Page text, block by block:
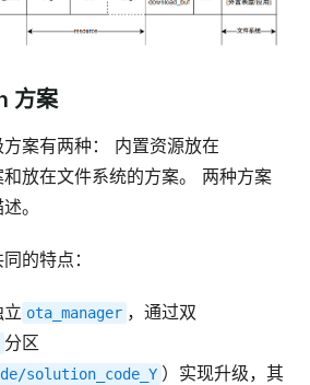
方案
案有两种： 内置资源放在
和放在文件系统的方案。 两种方案
。
的特点：
ota_manager ，通过双
分区
solution_code_Y ）实现升级，其